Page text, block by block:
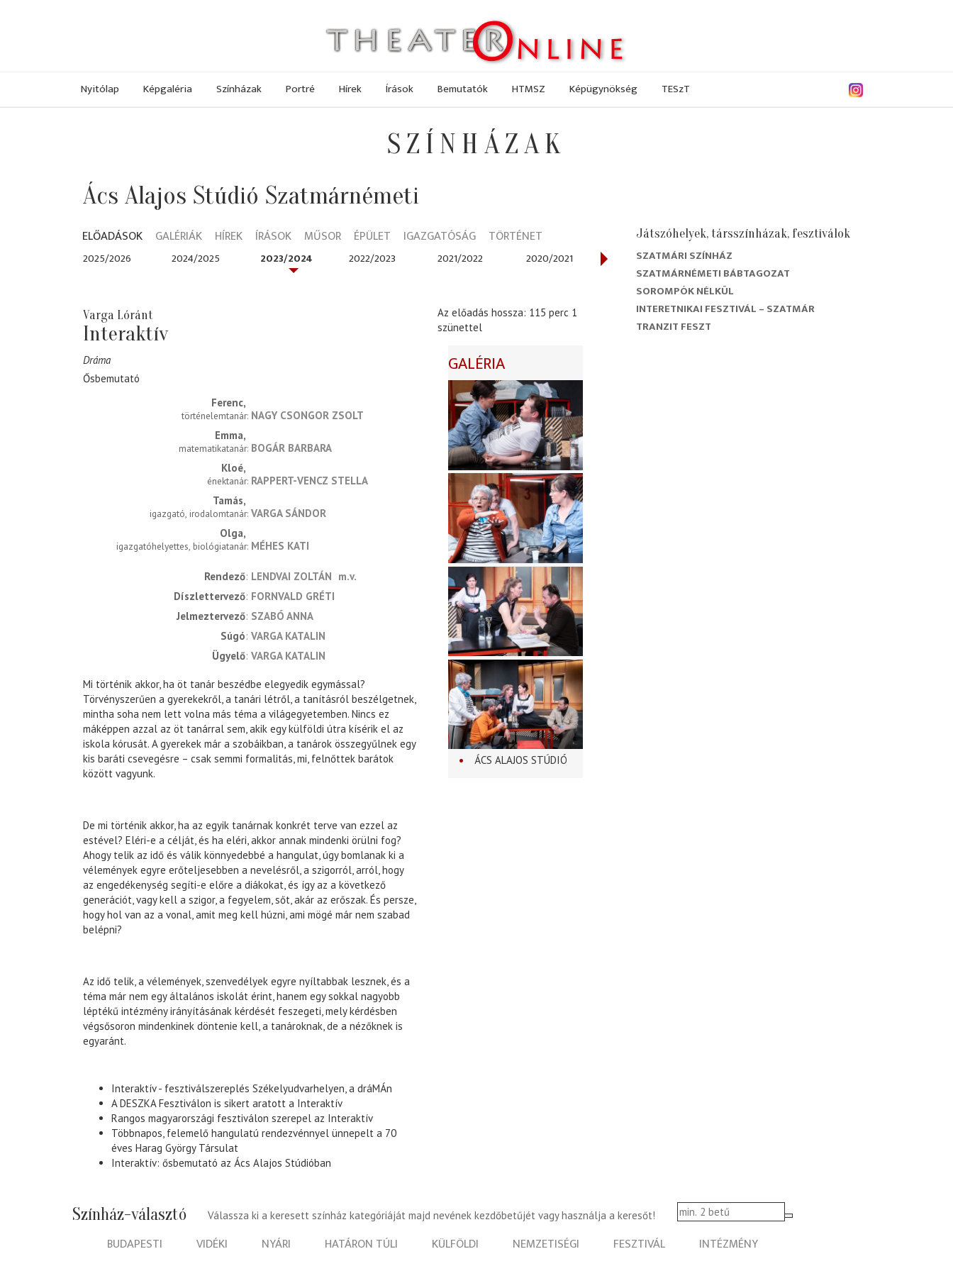
Nyitólap Képgaléria Színházak Portré Hírek Írások Bemutatók HTMSZ Képügynökség TESzT
SZÍNHÁZAK
Ács Alajos Stúdió Szatmárnémeti
ELŐADÁSOK GALÉRIÁK HÍREK ÍRÁSOK MŰSOR ÉPÜLET IGAZGATÓSÁG TÖRTÉNET
2025/2026 2024/2025 2023/2024 2022/2023 2021/2022 2020/2021 2019/2020 2018/2019
Varga Lóránt
Interaktív
Dráma
Ősbemutató
Ferenc
történelemtanár NAGY CSONGOR ZSOLT
Emma
matematikatanár BOGÁR BARBARA
Kloé
énektanár RAPPERT-VENCZ STELLA
Tamás
igazgató, irodalomtanár VARGA SÁNDOR
Olga
igazgatóhelyettes, biológiatanár MÉHES KATI
rendező LENDVAI ZOLTÁN m.v.
díszlettervező FORNVALD GRÉTI
jelmeztervező SZABÓ ANNA
súgó VARGA KATALIN
ügyelő VARGA KATALIN
Mi történik akkor, ha öt tanár beszédbe elegyedik egymással?
Törvényszerűen a gyerekekről, a tanári létről, a tanításról beszélgetnek,
mintha soha nem lett volna más téma a világegyetemben. Nincs ez
máképpen azzal az öt tanárral sem, akik egy külföldi útra kísérik el az
iskola kórusát. A gyerekek már a szobáikban, a tanárok összegyűlnek egy
kis baráti csevegésre – csak semmi formalitás, mi, felnőttek barátok
között vagyunk.
De mi történik akkor, ha az egyik tanárnak konkrét terve van ezzel az
estével? Eléri-e a célját, és ha eléri, akkor annak mindenki örülni fog?
Ahogy telik az idő és válik könnyedebbé a hangulat, úgy bomlanak ki a
vélemények egyre erőteljesebben a nevelésről, a szigorról, arról, hogy
az engedékenység segíti-e előre a diákokat, és így az a következő
generációt, vagy kell a szigor, a fegyelem, sőt, akár az erőszak. És persze,
hogy hol van az a vonal, amit meg kell húzni, ami mögé már nem szabad
belépni?
Az idő telik, a vélemények, szenvedélyek egyre nyíltabbak lesznek, és a
téma már nem egy általános iskolát érint, hanem egy sokkal nagyobb
léptékű intézmény irányításának kérdését feszegeti, mely kérdésben
végsősoron mindenkinek döntenie kell, a tanároknak, de a nézőknek is
egyaránt.
Interaktív - fesztiválszereplés Székelyudvarhelyen, a dráMÁn
A DESZKA Fesztiválon is sikert aratott a Interaktív
Rangos magyarországi fesztiválon szerepel az Interaktív
Többnapos, felemelő hangulatú rendezvénnyel ünnepelt a 70
éves Harag György Társulat
Interaktív: ősbemutató az Ács Alajos Stúdióban
Az előadás hossza: 115 perc 1
szünettel
GALÉRIA
ÁCS ALAJOS STÚDIÓ
Játszóhelyek, társszínházak, fesztiválok
SZATMÁRI SZÍNHÁZ
SZATMÁRNÉMETI BÁBTAGOZAT
SOROMPÓK NÉLKÜL
INTERETNIKAI FESZTIVÁL – SZATMÁR
TRANZIT FESZT
Színház-választó Válassza ki a keresett színház kategóriáját majd nevének kezdőbetűjét vagy használja a keresőt!
BUDAPESTI VIDÉKI NYÁRI HATÁRON TÚLI KÜLFÖLDI NEMZETISÉGI FESZTIVÁL INTÉZMÉNY